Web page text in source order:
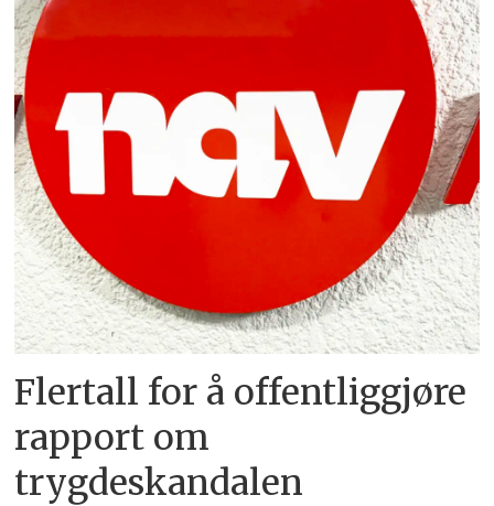
Flertall for å offentliggjøre
rapport om
trygdeskandalen